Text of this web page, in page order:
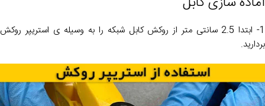
1- ابتدا 2.5 سانتی متر از روکش کابل شبکه را به وسیله ی استریپر روکش
بردارید.